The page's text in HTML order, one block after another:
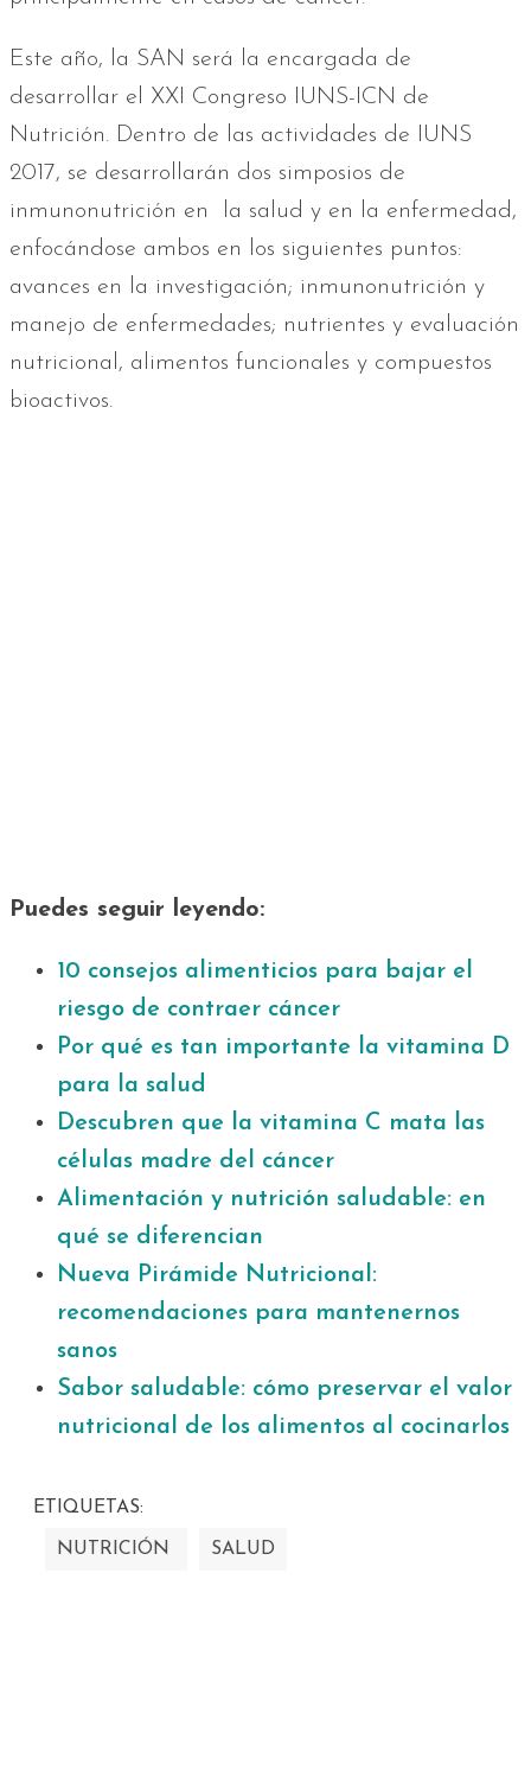
Este año, la SAN será la encargada de
desarrollar el XXI Congreso IUNS-ICN de
Nutrición. Dentro de las actividades de IUNS
2017, se desarrollarán dos simposios de
inmunonutrición en la salud y en la enfermedad,
enfocándose ambos en los siguientes puntos:
avances en la investigación; inmunonutrición y
manejo de enfermedades; nutrientes y evaluación
nutricional, alimentos funcionales y compuestos
bioactivos.
Puedes seguir leyendo:
10 consejos alimenticios para bajar el
riesgo de contraer cáncer
Por qué es tan importante la vitamina D
para la salud
Descubren que la vitamina C mata las
células madre del cáncer
Alimentación y nutrición saludable: en
qué se diferencian
Nueva Pirámide Nutricional:
recomendaciones para mantenernos
sanos
Sabor saludable: cómo preservar el valor
nutricional de los alimentos al cocinarlos
ETIQUETAS:
NUTRICIÓN SALUD